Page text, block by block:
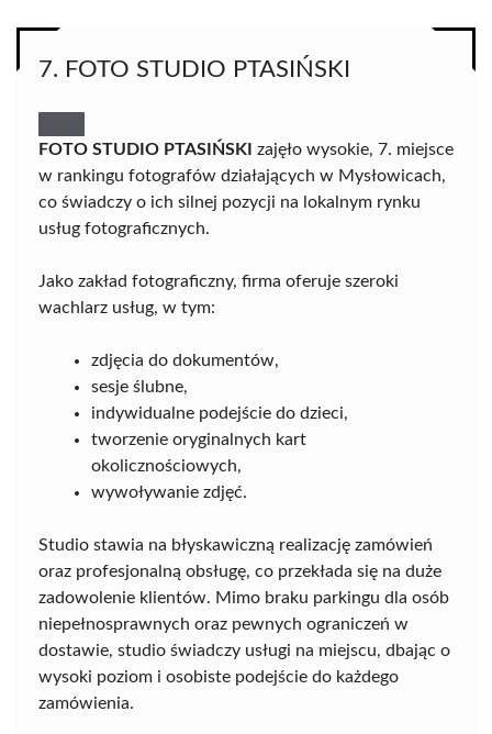
7. FOTO STUDIO PTASIŃSKI
FOTO STUDIO PTASIŃSKI zajęło wysokie, 7. miejsce
w rankingu fotografów działających w Mysłowicach,
co świadczy o ich silnej pozycji na lokalnym rynku
usług fotograficznych.
Jako zakład fotograficzny, firma oferuje szeroki
wachlarz usług, w tym:
zdjęcia do dokumentów,
sesje ślubne,
indywidualne podejście do dzieci,
tworzenie oryginalnych kart
okolicznościowych,
wywoływanie zdjęć.
Studio stawia na błyskawiczną realizację zamówień
oraz profesjonalną obsługę, co przekłada się na duże
zadowolenie klientów. Mimo braku parkingu dla osób
niepełnosprawnych oraz pewnych ograniczeń w
dostawie, studio świadczy usługi na miejscu, dbając o
wysoki poziom i osobiste podejście do każdego
zamówienia.